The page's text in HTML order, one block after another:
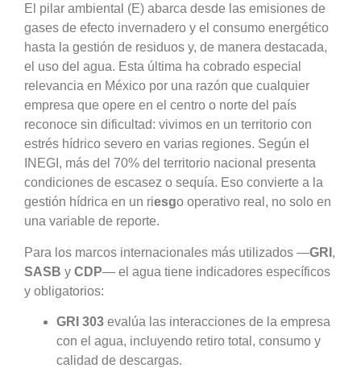
El pilar ambiental (E) abarca desde las emisiones de
gases de efecto invernadero y el consumo energético
hasta la gestión de residuos y, de manera destacada,
el uso del agua. Esta última ha cobrado especial
relevancia en México por una razón que cualquier
empresa que opere en el centro o norte del país
reconoce sin dificultad: vivimos en un territorio con
estrés hídrico severo en varias regiones. Según el
INEGI, más del 70% del territorio nacional presenta
condiciones de escasez o sequía. Eso convierte a la
gestión hídrica en un riesgo operativo real, no solo en
una variable de reporte.
Para los marcos internacionales más utilizados —GRI ,
SASB y CDP— el agua tiene indicadores específicos
y obligatorios:
GRI 303 evalúa las interacciones de la empresa
con el agua, incluyendo retiro total, consumo y
calidad de descargas.